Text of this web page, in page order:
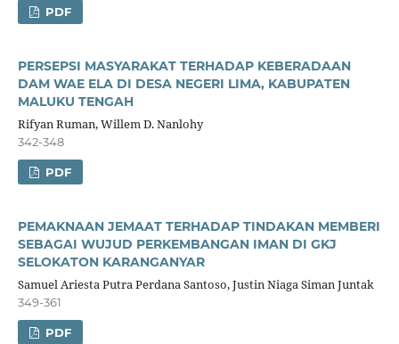
PDF
PERSEPSI MASYARAKAT TERHADAP KEBERADAAN
DAM WAE ELA DI DESA NEGERI LIMA, KABUPATEN
MALUKU TENGAH
Rifyan Ruman, Willem D. Nanlohy
342-348
PDF
PEMAKNAAN JEMAAT TERHADAP TINDAKAN MEMBERI
SEBAGAI WUJUD PERKEMBANGAN IMAN DI GKJ
SELOKATON KARANGANYAR
Samuel Ariesta Putra Perdana Santoso, Justin Niaga Siman Juntak
349-361
PDF